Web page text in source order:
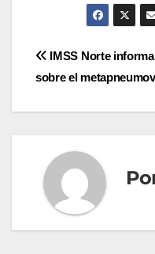
IMSS Norte informa
sobre el